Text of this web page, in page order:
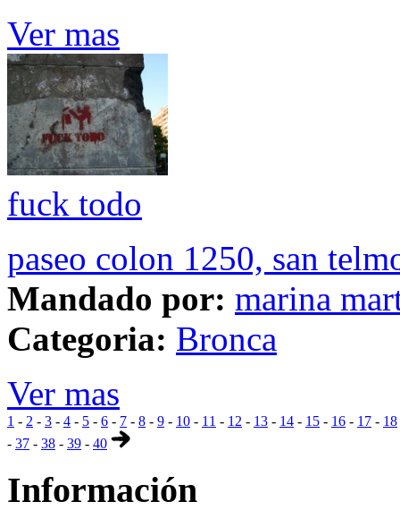
Ver mas
fuck todo
paseo colon 1250, san
Mandado por: marina
Categoria: Bronca
Ver mas
1 - 2 - 3 - 4 - 5 - 6 - 7 - 8 - 9 - 10 - 11 - 12 - 13 - 14 - 15 - 16 - 17 - 18
- 37 - 38 - 39 - 40
Información